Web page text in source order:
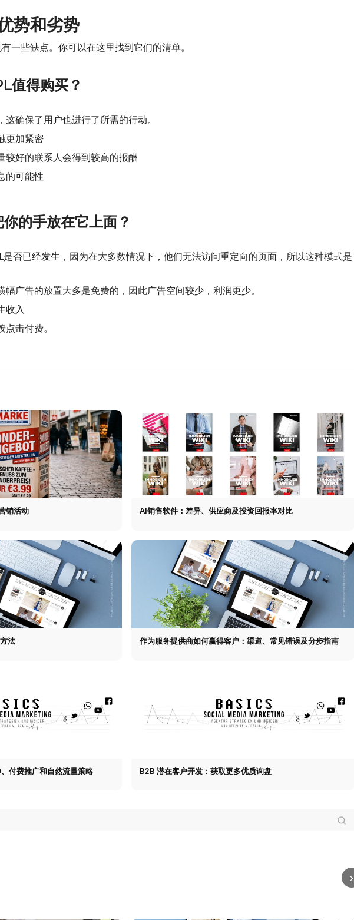
势和劣势
一些缺点。你可以在这里找到它们的清单。
值得购买？
这确保了用户也进行了所需的行动。
更加紧密
较好的联系人会得到较高的报酬
的可能性
的手放在它上面？
是否已经发生，因为在大多数情况下，他们无法访问重定向的页面，所以这种模式是
幅广告的放置大多是免费的，因此广告空间较少，利润更少。
收入
击付费。
销活动 AI销售软件：差异、供应商及投资回报率对比
法 作为服务提供商如何赢得客户：渠道、常见错误及分步指南
付费推广和自然流量策略 B2B 潜在客户开发：获取更多优质询盘
›